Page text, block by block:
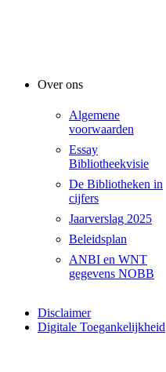
Over ons
Algemene
voorwaarden
Essay
Bibliotheekvisie
De Bibliotheken in
cijfers
Jaarverslag 2025
Beleidsplan
ANBI en WNT
gegevens NOBB
Disclaimer
Digitale Toegankelijkheid